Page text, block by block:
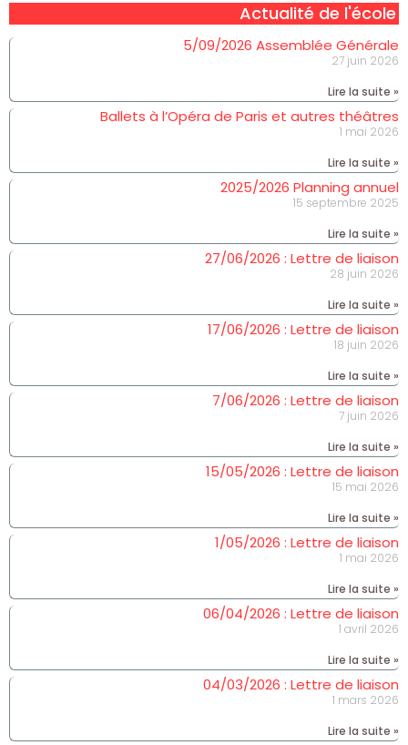
Actualité de l'école
5/09/2026 Assemblée Générale
27 juin 2026
Lire la suite »
Ballets à l’Opéra de Paris et autres théâtres
1 mai 2026
Lire la suite »
2025/2026 Planning annuel
15 septembre 2025
Lire la suite »
27/06/2026 : Lettre de liaison
28 juin 2026
Lire la suite »
17/06/2026 : Lettre de liaison
18 juin 2026
Lire la suite »
7/06/2026 : Lettre de liaison
7 juin 2026
Lire la suite »
15/05/2026 : Lettre de liaison
15 mai 2026
Lire la suite »
1/05/2026 : Lettre de liaison
1 mai 2026
Lire la suite »
06/04/2026 : Lettre de liaison
1 avril 2026
Lire la suite »
04/03/2026 : Lettre de liaison
1 mars 2026
Lire la suite »